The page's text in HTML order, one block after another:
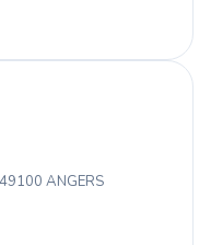
ANGERS